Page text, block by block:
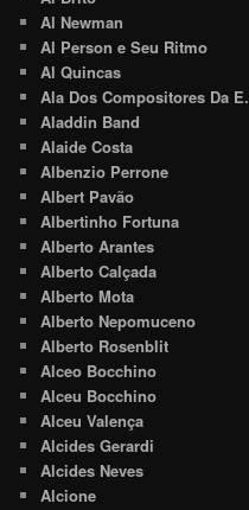
Al Newman
Al Person e Seu Ritmo
Al Quincas
Ala Dos Compositores Da
Aladdin Band
Alaide Costa
Albenzio Perrone
Albert Pavão
Albertinho Fortuna
Alberto Arantes
Alberto Calçada
Alberto Mota
Alberto Nepomuceno
Alberto Rosenblit
Alceo Bocchino
Alceu Bocchino
Alceu Valença
Alcides Gerardi
Alcides Neves
Alcione